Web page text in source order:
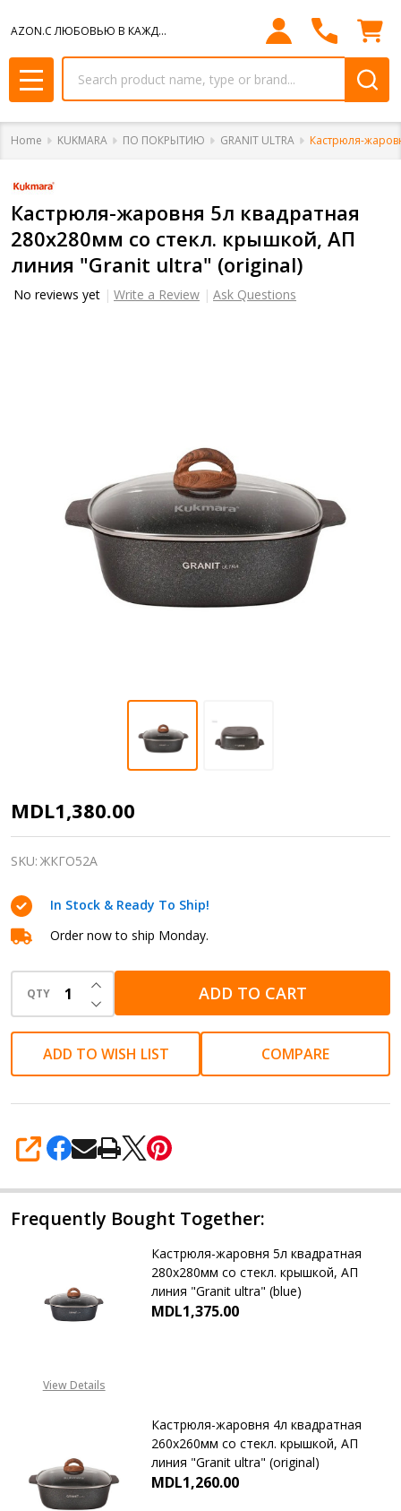
AZON.С ЛЮБОВЬЮ В КАЖДЫЙ ДОМ.
MENU
Home KUKMARA ПО ПОКРЫТИЮ GRANIT ULTRA Кастрюля-
Кастрюля-жаровня 5л квадратная
280х280мм со стекл. крышкой, АП
линия "Granit ultra" (original)
No reviews yet Write a Review Ask Questions
Кастрюля-
жаровня
5л
280х280мм
со
стекл.
крышкой,
АП
линия
"Granit
MDL1,380.00
SKU: ЖКГО52А
In Stock & Ready To Ship!
Order now to ship Monday.
QTY DECREASE QUANTITY OF UNDEFINED
INCREASE QUANTITY OF UNDEFINED
ADD TO CART
ADD TO WISH LIST COMPARE
SHARE
Frequently Bought Together:
View Details
Кастрюля-жаровня 5л квадратная
280х280мм со стекл. крышкой, АП
линия "Granit ultra" (blue)
MDL1,375.00
Кастрюля-жаровня 4л квадратная
260х260мм со стекл. крышкой, АП
линия "Granit ultra" (original)
MDL1,260.00